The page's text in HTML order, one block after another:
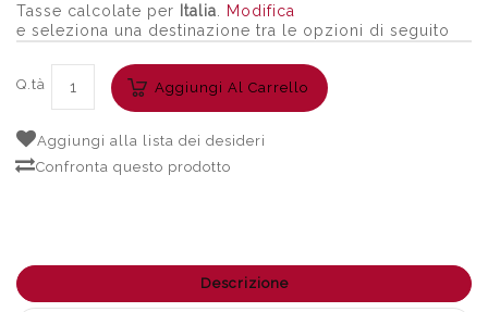
Tasse calcolate per Italia
Modifica
e seleziona una destinazione tra le opzioni di seguito
Q.tà Aggiungi Al Carrello
Aggiungi alla lista dei desideri
Confronta questo prodotto
Descrizione